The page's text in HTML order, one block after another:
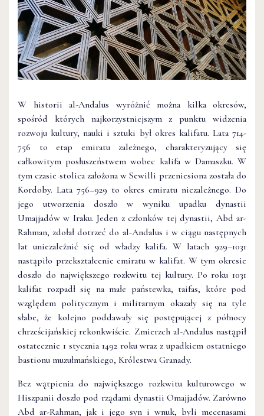
W historii al-Andalus wyróżnić można kilka okresów,
spośród których najkorzystniejszym z punktu widzenia
rozwoju kultury, nauki i sztuki był okres kalifatu. Lata 714-
756 to etap emiratu zależnego, charakteryzujący się
całkowitym posłuszeństwem wobec kalifa w Damaszku. W
tym czasie stolica założona w Sewilli przeniesiona została do
Kordoby. Lata 756–929 to okres emiratu niezależnego. Do
jego utworzenia doszło w wyniku upadku dynastii
Umajjadów w Iraku. Jeden z członków tej dynastii, Abd ar-
Rahman, zdołał dotrzeć do al-Andalus i w ciągu następnych
lat uniezależnić się od władzy kalifa. W latach 929–1031
nastąpiło przekształcenie emiratu w kalifat. W tym okresie
doszło do największego rozkwitu tej kultury. Po roku 1031
kalifat rozpadł się na małe państewka, taifas, które pod
względem politycznym i militarnym okazały się na tyle
słabe, że kolejno poddawały się postępującej z północy
chrześcijańskiej rekonkwiście. Zmierzch al-Andalus nastąpił
ostatecznie 1 stycznia 1492 roku wraz z upadkiem ostatniego
bastionu muzułmańskiego, Królestwa Granady.
Bez wątpienia do największego rozkwitu kulturowego w
Hiszpanii doszło pod rządami dynastii Omajjadów. Zarówno
Abd ar-Rahman, jak i jego syn i wnuk, byli mecenasami